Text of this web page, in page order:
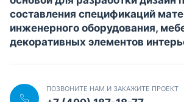
составления спецификаций
инженерного оборудования,
декоративных элементов
ПОЗВОНИТЕ НАМ И ЗАКАЖИТЕ ПРОЕКТ